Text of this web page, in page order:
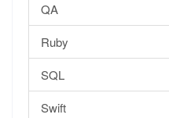
QA
Ruby
SQL
Swift